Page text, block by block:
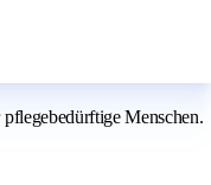
Menschen.